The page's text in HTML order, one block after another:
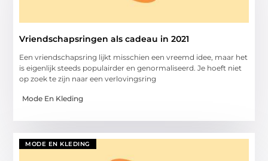
Vriendschapsringen als cadeau in 2021
Een vriendschapsring lijkt misschien een vreemd idee, maar het
is eigenlijk steeds populairder en genormaliseerd. Je hoeft niet
op zoek te zijn naar een verlovingsring
Mode En Kleding
MODE EN KLEDING